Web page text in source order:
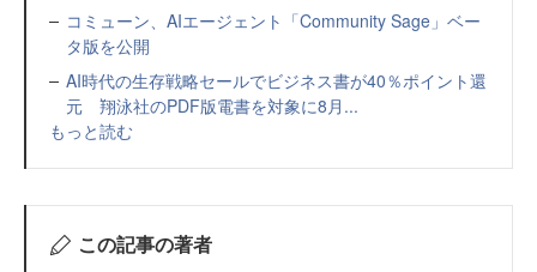
コミューン、AIエージェント「Community Sage」ベー
タ版を公開
AI時代の生存戦略セールでビジネス書が40％ポイント還
元 翔泳社のPDF版電書を対象に8月...
もっと読む
この記事の著者